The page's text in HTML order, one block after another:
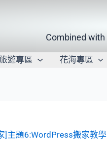
Combined
遊專區 花海專區
]主題6:WordPress搬家教